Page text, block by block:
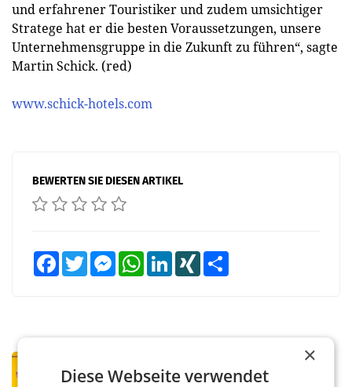
und erfahrener Touristiker und zudem umsichtiger
Stratege hat er die besten Voraussetzungen, unsere
Unternehmensgruppe in die Zukunft zu führen“, sagte
Martin Schick. (red)
www.schick-hotels.com
BEWERTEN SIE DIESEN ARTIKEL
FacebookTwitter MessengerWhatsAppLinkedInXING
Österreichische Post: Umsatzplus im
×
Diese Webseite verwendet